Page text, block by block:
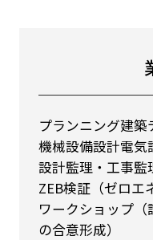
プランニング建築
機械設備設計電気
設計監理・工事監
ZEB検証（ゼロエ
ワークショップ
の合意形成）